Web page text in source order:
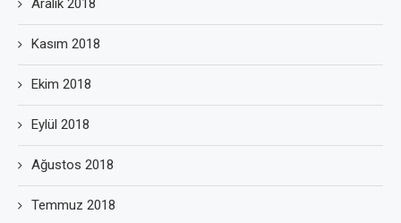
Aralık 2018
Kasım 2018
Ekim 2018
Eylül 2018
Ağustos 2018
Temmuz 2018